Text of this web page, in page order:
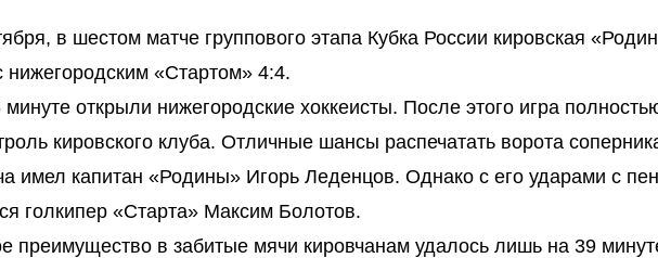
в шестом матче группового этапа Кубка России кировская
нижегородским «Стартом» 4:4.
открыли нижегородские хоккеисты. После этого игра
кировского клуба. Отличные шансы распечатать ворота
имел капитан «Родины» Игорь Леденцов. Однако с его ударами с
голкипер «Старта» Максим Болотов.
преимущество в забитые мячи кировчанам удалось лишь на 39